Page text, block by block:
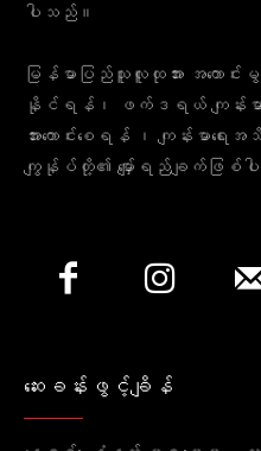
ပါသည်။
မြန်မာပြည်သူလူထုအား အကောင်းမွန်
နိုင်ရန်၊ ဖက်ဒရယ် ကျန်းမ
အားကောင်းစေရန် ၊ ကျန်းမာရ
ကျွန်ုပ်တို့၏ မျှော်ရည်ချက်ဖြစ်
ဆေးခန်းဖွင့်ချိန်